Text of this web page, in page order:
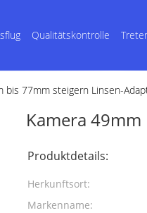
Qualitätskontrolle
bis 77mm steigern Linsen-
Kamera
Produktdetails:
Herkunftsort:
Markenname: